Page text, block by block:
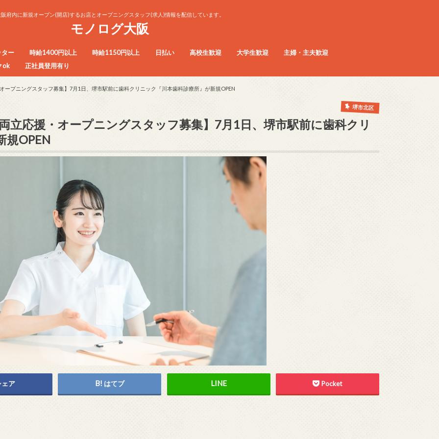
府内に新規オープン(開店)するお店とオープニングスタッフ(求人)情報を配信しています。
モノログ大阪
ター 時給1400円以上 時給1150円以上 日払い 高校生歓迎 大学生歓迎
主婦・主夫歓迎
ok
正社員登用有り
ープニングスタッフ募集】7月1日、堺市駅前に歯科クリニック『川本歯科診療所』が新規OPEN
堺市北区
立応援・オープニングスタッフ募集】7月1日、堺市駅前に歯科クリ
規OPEN
ェア はてブ Pocket